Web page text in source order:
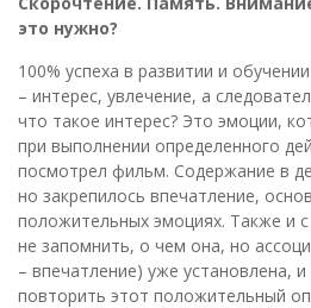
это нужно?
100% успеха в развитии и
– интерес, увлечение, а
что такое интерес? Это эмоции,
при выполнении определенного
посмотрел фильм. Содержание в
но закрепилось впечатление,
положительных эмоциях. Также и
не запомнить, о чем она, но
– впечатление) уже установлена,
повторить этот положительный